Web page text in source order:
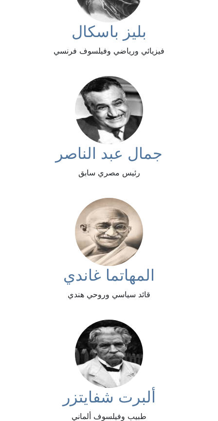
بليز باسكال
فيزيائي ورياضي وفيلسوف فرنسي
جمال عبد الناصر
رئيس مصري سابق
المهاتما غاندي
قائد سياسي وروحي هندي
ألبرت شفايتزر
طبيب وفيلسوف ألماني